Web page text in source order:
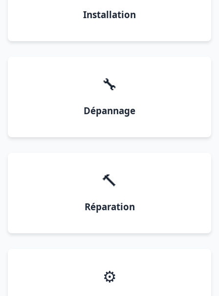
Installation
🔧
Dépannage
🔨
Réparation
⚙️